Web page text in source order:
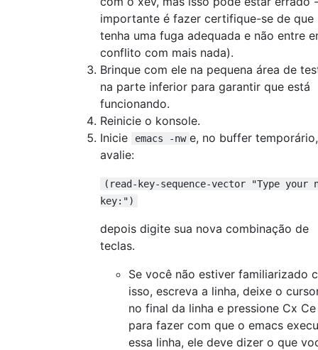
importante é fazer certifique-se de que
tenha uma fuga adequada e não entre
conflito com mais nada).
Brinque com ele na pequena área de
na parte inferior para garantir que está
funcionando.
Reinicie o konsole.
Inicie
emacs -nw e, no buffer temporário,
avalie:
(read-key-sequence-vector "Type your
key:")
depois digite sua nova combinação de
teclas.
Se você não estiver familiarizado
isso, escreva a linha, deixe o
no final da linha e pressione Cx Ce
para fazer com que o emacs
essa linha, ele deve dizer o que